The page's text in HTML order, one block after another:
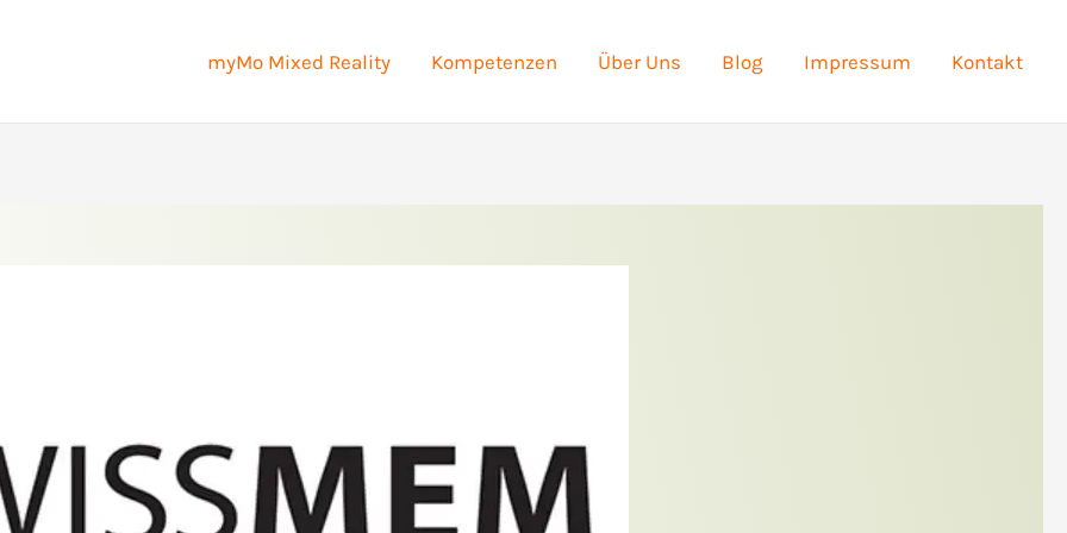
myMo Mixed Reality Kompetenzen Über Uns Blog Impressum Kontakt